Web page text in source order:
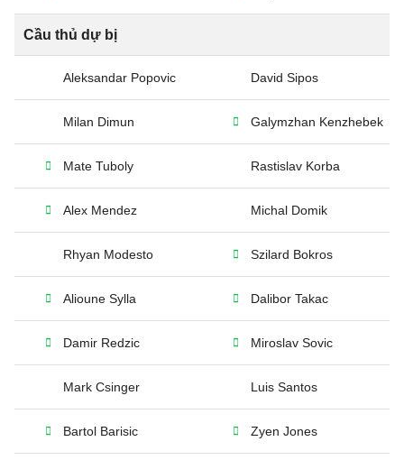
Cầu thủ dự bị
Aleksandar Popovic David Sipos
Milan Dimun Galymzhan Kenzhebek
Mate Tuboly Rastislav Korba
Alex Mendez Michal Domik
Rhyan Modesto Szilard Bokros
Alioune Sylla Dalibor Takac
Damir Redzic Miroslav Sovic
Mark Csinger Luis Santos
Bartol Barisic Zyen Jones